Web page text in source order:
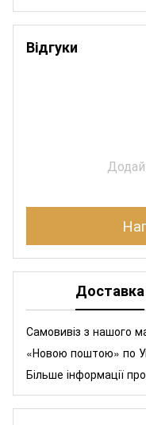
Відгуки
Доставка
Самовивіз з нашого
«Новою поштою» по
Більше інформації